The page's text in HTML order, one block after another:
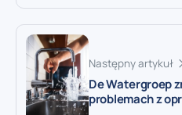
Następny artykuł
De Watergroep
problemach z